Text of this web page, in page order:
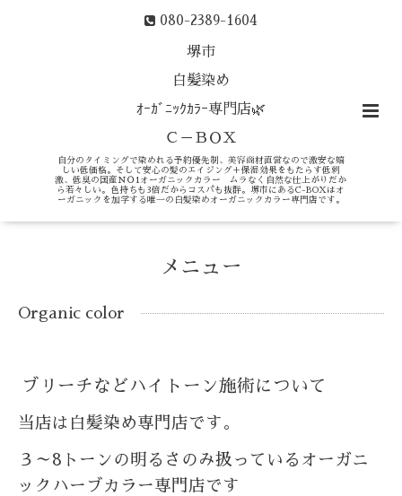
080-2389-1604
堺市
白髪染め
ｵｰｶﾞﾆｯｸｶﾗｰ専門店🌿
Ｃ－ＢＯＸ
自分のタイミングで染めれる予約優先制、美容商材直営なので激安な嬉
しい低価格。そして安心の髪のエイジング＋保湿効果をもたらす低刺
激、低臭の国産ＮＯ1オーガニックカラー ムラなく自然な仕上がりだか
ら若々しい。色持ちも3倍だからコスパも抜群。堺市にあるC-BOXはオ
ーガニックを加学する唯一の白髪染めオーガニックカラー専門店です。
メニュー
Organic color
ブリーチなどハイトーン施術について
当店は白髪染め専門店です。
３～8トーンの明るさのみ扱っているオーガニ
ックハーブカラー専門店です